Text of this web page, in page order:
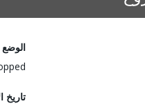
الوضع
تاريخ